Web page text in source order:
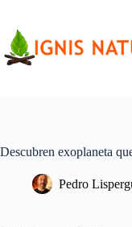
contenido
Descubren exoplaneta
Pedro